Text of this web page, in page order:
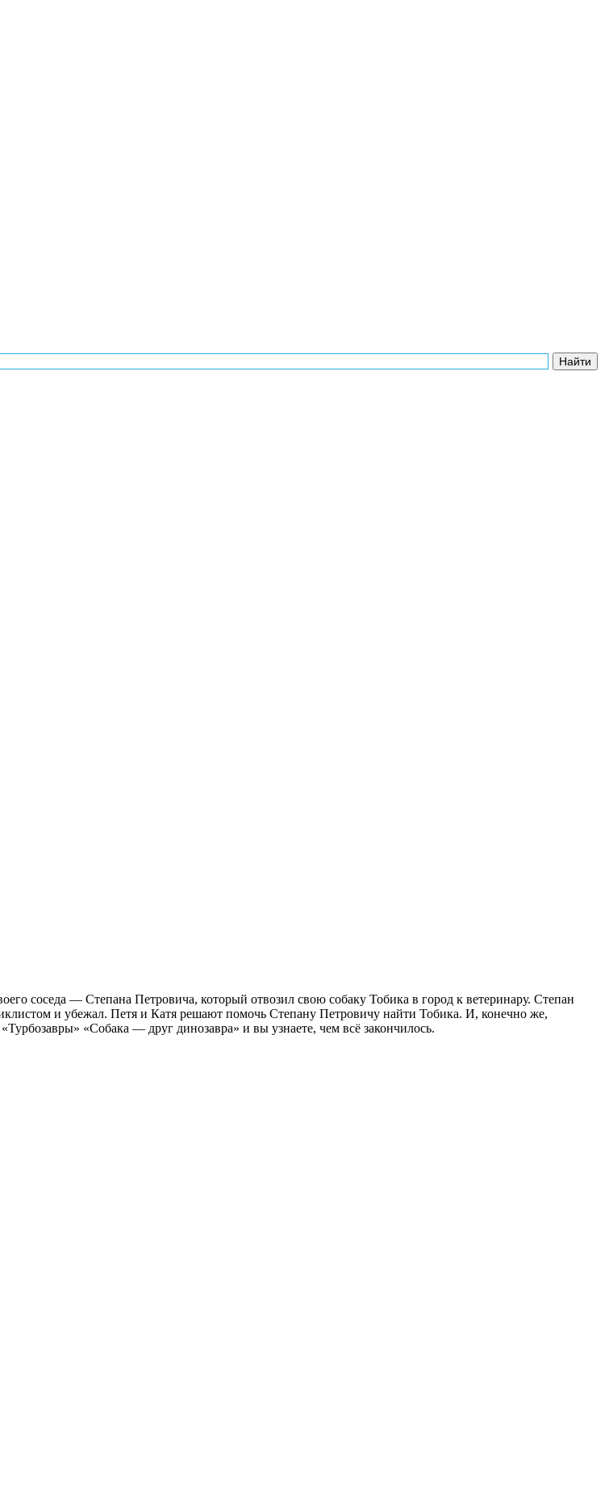
соседа — Степана Петровича, который отвозил свою собаку Тобика в город к ветеринару. Степан
и убежал. Петя и Катя решают помочь Степану Петровичу найти Тобика. И, конечно же,
«Собака — друг динозавра» и вы узнаете, чем всё закончилось.